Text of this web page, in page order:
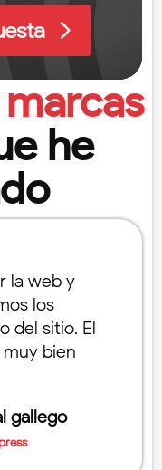
he
la web y
los
del sitio. El
bien
gallego